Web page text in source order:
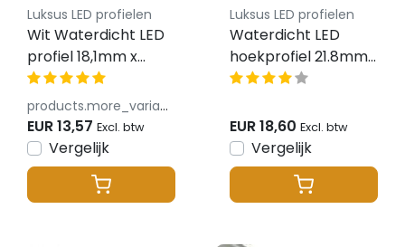
Luksus LED profielen
Wit Waterdicht LED
profiel 18,1mm x
19,2mm - 18.1WIT.H20
products.more_variants_available
EUR 13,57 Excl. btw
Vergelijk
Luksus LED profielen
Waterdicht LED
hoekprofiel 21.8mm
x 21,8mm - C10POLY
EUR 18,60 Excl. btw
Vergelijk